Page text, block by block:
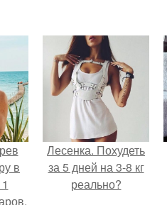
в
Лесенка. Похудеть
за 5 дней на 3-8 кг
реально?